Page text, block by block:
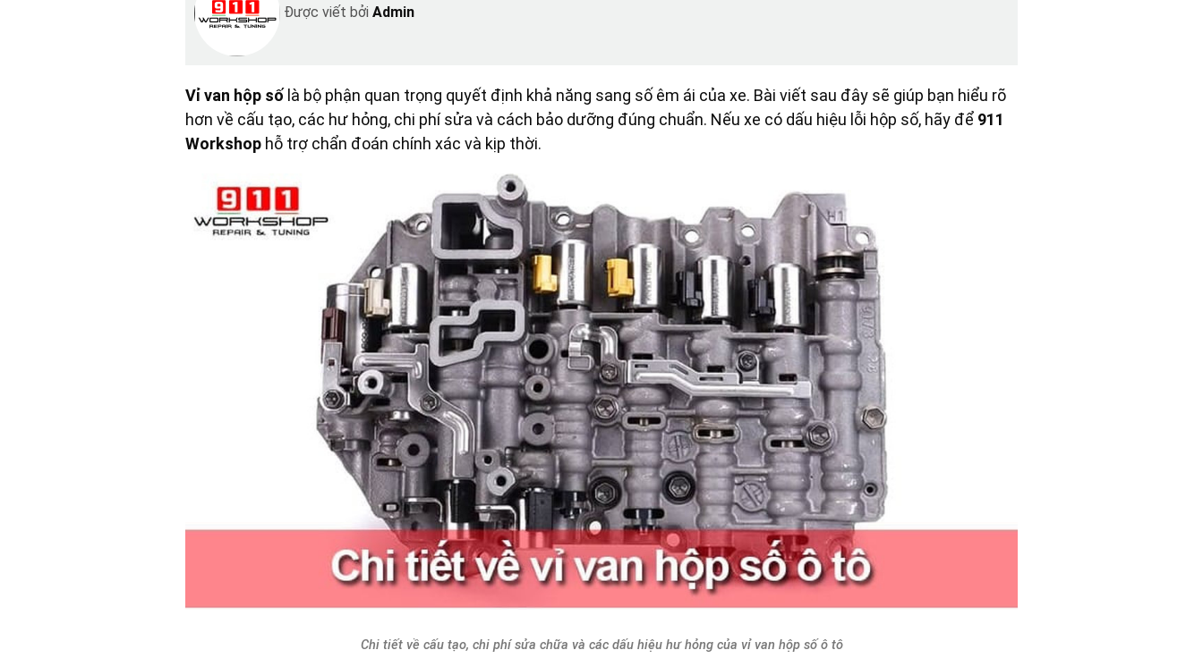
Được viết bởi Admin
Vỉ van hộp số là bộ phận quan trọng quyết định khả năng sang số êm ái của xe. Bài viết sau đây sẽ giúp bạn hiểu rõ
hơn về cấu tạo, các hư hỏng, chi phí sửa và cách bảo dưỡng đúng chuẩn. Nếu xe có dấu hiệu lỗi hộp số, hãy để 911
Workshop hỗ trợ chẩn đoán chính xác và kịp thời.
Chi tiết về cấu tạo, chi phí sửa chữa và các dấu hiệu hư hỏng của vỉ van hộp số ô tô